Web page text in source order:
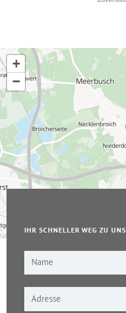
+
−
IHR SCHNELLER WEG ZU UNS